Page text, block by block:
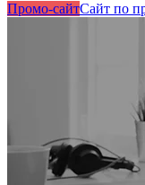
Промо-сайтСайт по